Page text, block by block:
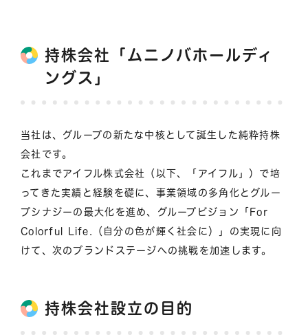
持株会社「ムニノバホールディ
ングス」
当社は、グループの新たな中核として誕生した純粋持株
会社です。
これまでアイフル株式会社（以下、「アイフル」）で培
ってきた実績と経験を礎に、事業領域の多角化とグルー
プシナジーの最大化を進め、グループビジョン「For
Colorful Life.（自分の色が輝く社会に）」の実現に向
けて、次のブランドステージへの挑戦を加速します。
持株会社設立の目的